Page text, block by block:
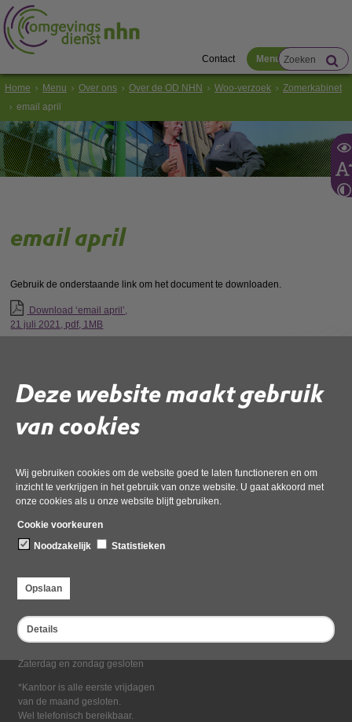
Deze website maakt gebruik
van cookies
Wij gebruiken cookies om de website goed te laten functioneren en om
inzicht te verkrijgen in het gebruik van onze website. U gaat akkoord met
onze cookies als u onze website blijft gebruiken.
Cookie voorkeuren
Noodzakelijk
Statistieken
Opslaan
Details
Contact Menu
Home Menu Over ons Over de OD NHN Woo-verzoek
Zomerkabinet
email april
email april
Gebruik de onderstaande link om het document te downloaden.
Download ‘email april’,
21 juli 2021, pdf, 1MB
Bezoekadres
Dampten 2, 1624 NR Hoorn
Postbus 2095, 1620 EB Hoorn
Openingstijden kantoor
Maandag tot en met vrijdag*
van 08:00 tot 16:30
Zaterdag en zondag gesloten
*Kantoor is alle eerste vrijdagen
van de maand gesloten.
Wel telefonisch bereikbaar.